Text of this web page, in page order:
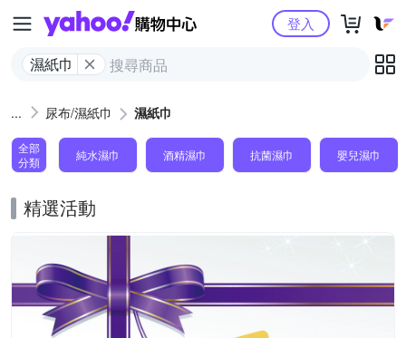
Yahoo購物中心
濕紙巾
登入
尿布/濕紙巾 濕紙巾
全部
分類
純水濕巾 酒精濕巾 抗菌濕巾 嬰兒濕巾
精選活動